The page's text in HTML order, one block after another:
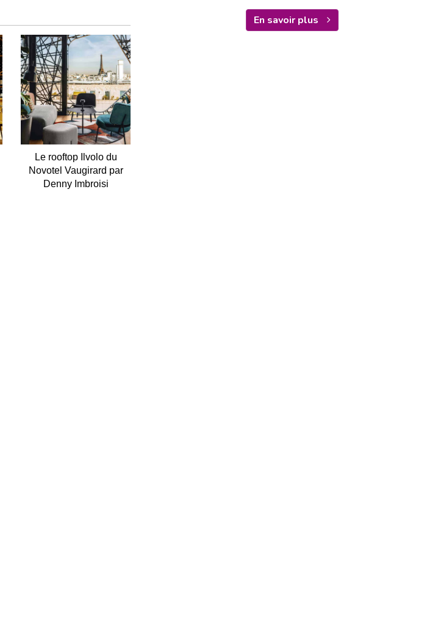
Le rooftop Ilvolo du
Novotel Vaugirard par
Denny Imbroisi
En savoir plus